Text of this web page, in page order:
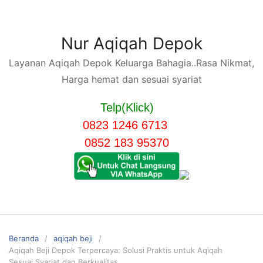
Nur Aqiqah Depok
Layanan Aqiqah Depok Keluarga Bahagia..Rasa Nikmat,
Harga hemat dan sesuai syariat
Telp(Klick)
0823 1246 6713
0852 183 95370
Beranda
aqiqah beji
Aqiqah Beji Depok Terpercaya: Solusi Praktis untuk Aqiqah